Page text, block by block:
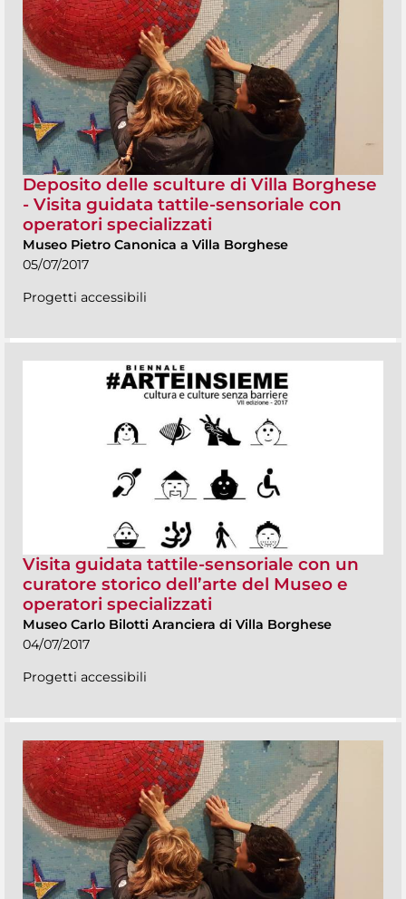
Deposito delle sculture di Villa Borghese
- Visita guidata tattile-sensoriale con
operatori specializzati
Museo Pietro Canonica a Villa Borghese
05/07/2017
Progetti accessibili
Visita guidata tattile-sensoriale con un
curatore storico dell’arte del Museo e
operatori specializzati
Museo Carlo Bilotti Aranciera di Villa Borghese
04/07/2017
Progetti accessibili